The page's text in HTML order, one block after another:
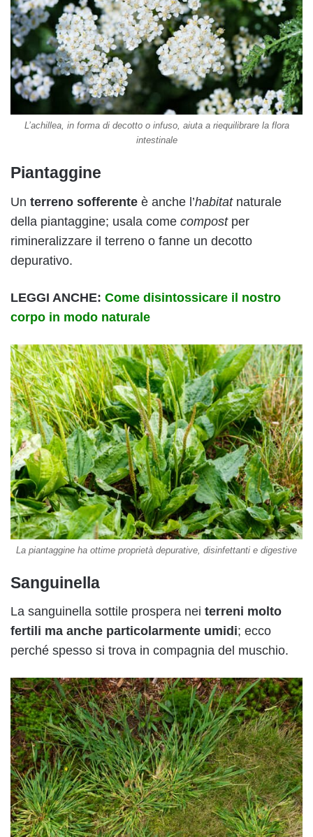
L’achillea, in forma di decotto o infuso, aiuta a riequilibrare la flora
intestinale
Piantaggine
Un terreno sofferente è anche l’habitatnaturale
della piantaggine; usala come compostper
rimineralizzare il terreno o fanne un decotto
depurativo.
LEGGI ANCHE: Come disintossicare il nostro
corpo in modo naturale
La piantaggine ha ottime proprietà depurative, disinfettanti e digestive
Sanguinella
La sanguinella sottile prospera nei terreni molto
fertili ma anche particolarmente umidi; ecco
perché spesso si trova in compagnia del muschio.